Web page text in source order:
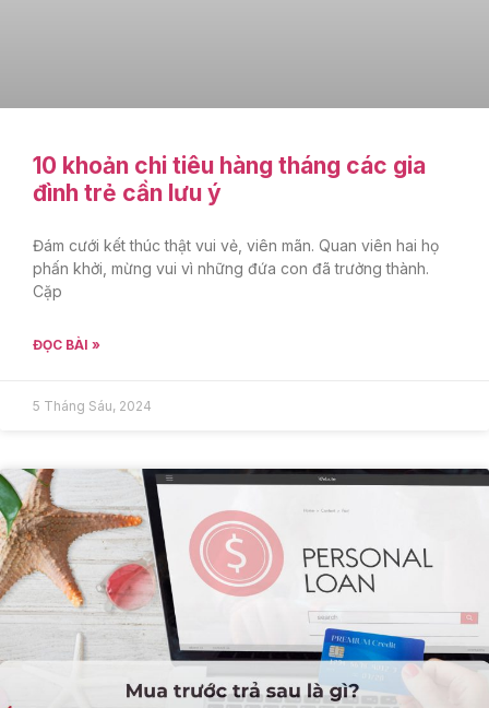
10 khoản chi tiêu hàng tháng các gia
đình trẻ cần lưu ý
Đám cưới kết thúc thật vui vẻ, viên mãn. Quan viên hai họ
phấn khởi, mừng vui vì những đứa con đã trưởng thành.
Cặp
ĐỌC BÀI »
5 Tháng Sáu, 2024